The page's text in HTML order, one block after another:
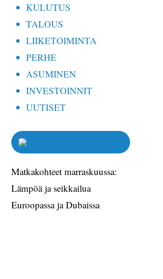
KULUTUS
TALOUS
LIIKETOIMINTA
PERHE
ASUMINEN
INVESTOINNIT
UUTISET
Matkakohteet marraskuussa:
Lämpöä ja seikkailua
Euroopassa ja Dubaissa